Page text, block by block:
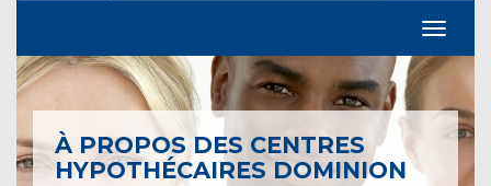
À PROPOS DES CENTRES
HYPOTHÉCAIRES DOMINION